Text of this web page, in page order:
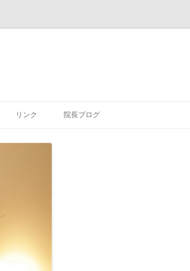
リンク 院長ブログ